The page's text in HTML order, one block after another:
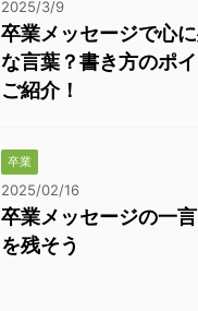
2025/3/9
卒業メッセージで心
な言葉？書き方のポ
ご紹介！
卒業
2025/02/16
卒業メッセージの一
を残そう